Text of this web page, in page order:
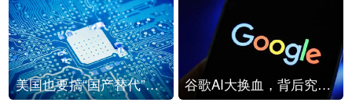
美国也要搞“国产替代”？先算清三笔账 谷歌AI大换血，背后究竟发生了什么？